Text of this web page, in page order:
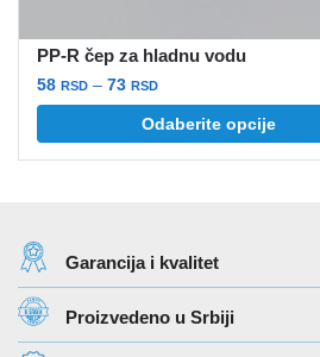
PP-R čep za hladnu vodu
58 RSD – 73 RSDRaspon
cena:
od
58 rsd
Odaberite opcije
varijanti.
Opcije
mogu
biti
izabrane
Garancija i kvalitet
Proizvedeno u Srbiji